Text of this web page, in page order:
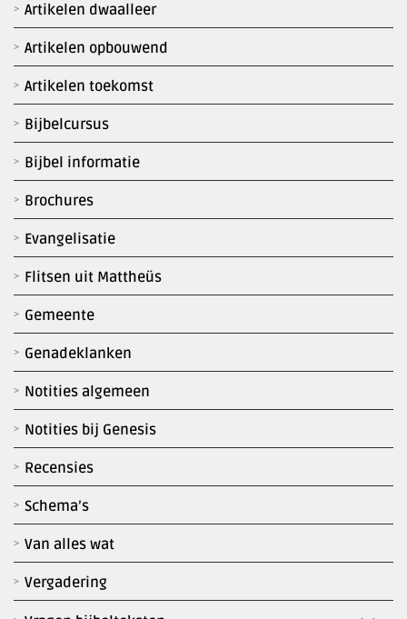
Artikelen dwaalleer
Artikelen opbouwend
Artikelen toekomst
Bijbelcursus
Bijbel informatie
Brochures
Evangelisatie
Flitsen uit Mattheüs
Gemeente
Genadeklanken
Notities algemeen
Notities bij Genesis
Recensies
Schema’s
Van alles wat
Vergadering